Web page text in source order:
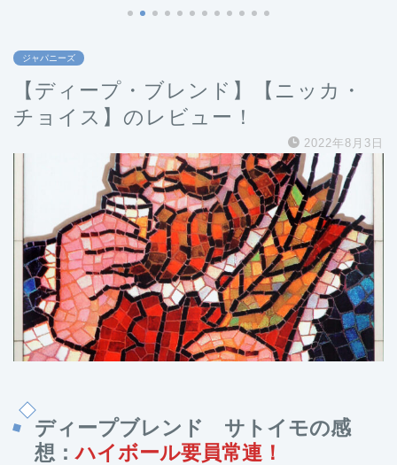
ジャパニーズ
【ディープ・ブレンド】【ニッカ・
チョイス】のレビュー！
2022年8月3日
ディープブレンド サトイモの感
想：ハイボール要員常連！